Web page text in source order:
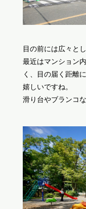
目の前には広々と
最近はマンション
く、目の届く距離
嬉しいですね。
滑り台やブランコ